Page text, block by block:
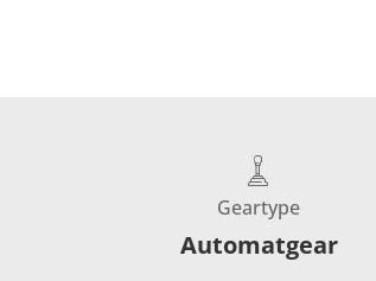
Geartype
Automatgear